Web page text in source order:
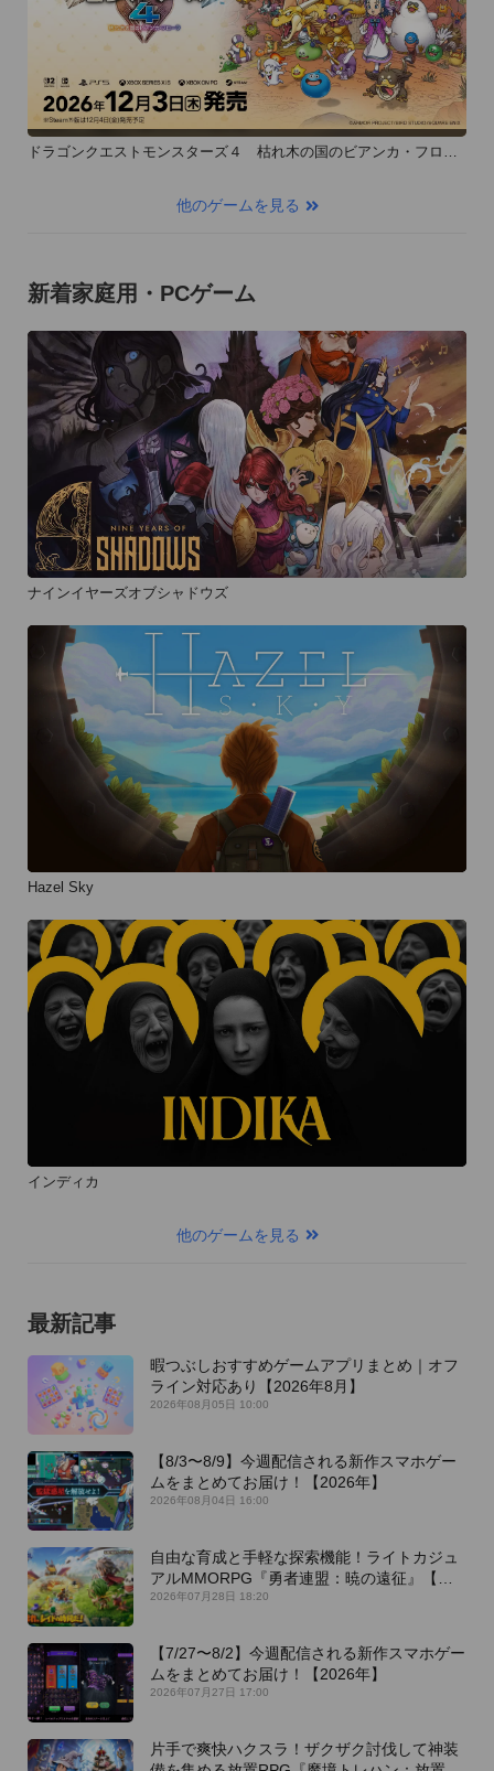
ドラゴンクエストモンスターズ４ 枯れ木の国のビアンカ・フロー
他のゲームを見る
新着家庭用・PCゲーム
ナインイヤーズオブシャドウズ
Hazel Sky
インディカ
他のゲームを見る
最新記事
暇つぶしおすすめゲームアプリまとめ｜オフ
ライン対応あり【2026年8月】
2026年08月05日 10:00
【8/3〜8/9】今週配信される新作スマホゲー
ムをまとめてお届け！【2026年】
2026年08月04日 16:00
自由な育成と手軽な探索機能！ライトカジュ
アルMMORPG『勇者連盟：暁の遠征』【最
新作PICKUP】
2026年07月28日 18:20
【7/27〜8/2】今週配信される新作スマホゲー
ムをまとめてお届け！【2026年】
2026年07月27日 17:00
片手で爽快ハクスラ！ザクザク討伐して神装